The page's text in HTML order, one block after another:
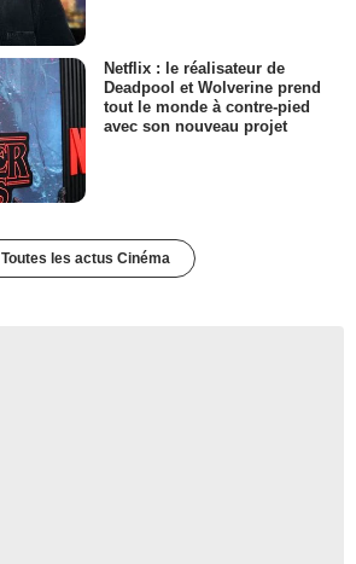
Netflix : le réalisateur de
Deadpool et Wolverine prend
tout le monde à contre-pied
avec son nouveau projet
Toutes les actus Cinéma